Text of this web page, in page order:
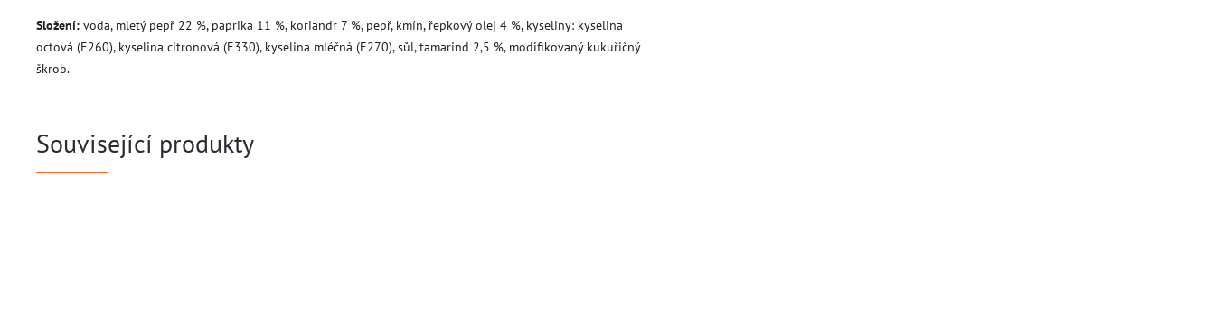
Složení: voda, mletý pepř 22 %, paprika 11 %, koriandr 7 %, pepř, kmín, řepkový olej 4 %, kyseliny: kyselina
octová (E260), kyselina citronová (E330), kyselina mléčná (E270), sůl, tamarind 2,5 %, modifikovaný kukuřičný
škrob.
Související produkty